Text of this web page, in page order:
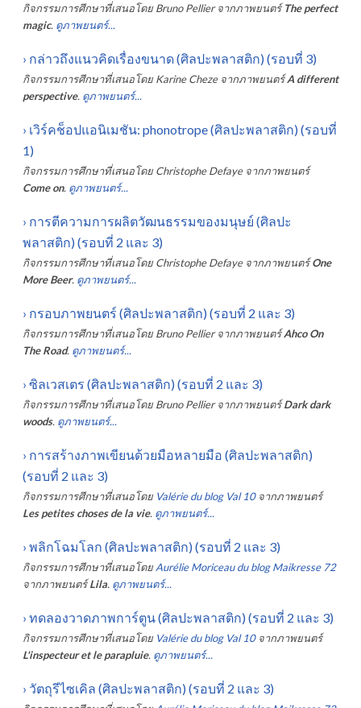
กิจกรรมการศึกษาที่เสนอโดย Bruno Pellier จากภาพยนตร์ The perfect
magic. ดูภาพยนตร์...
› กล่าวถึงแนวคิดเรื่องขนาด (ศิลปะพลาสติก) (รอบที่ 3)
กิจกรรมการศึกษาที่เสนอโดย Karine Cheze จากภาพยนตร์ A different
perspective. ดูภาพยนตร์...
› เวิร์คช็อปแอนิเมชัน: phonotrope (ศิลปะพลาสติก) (รอบที่
1)
กิจกรรมการศึกษาที่เสนอโดย Christophe Defaye จากภาพยนตร์
Come on. ดูภาพยนตร์...
› การตีความการผลิตวัฒนธรรมของมนุษย์ (ศิลปะ
พลาสติก) (รอบที่ 2 และ 3)
กิจกรรมการศึกษาที่เสนอโดย Christophe Defaye จากภาพยนตร์ One
More Beer. ดูภาพยนตร์...
› กรอบภาพยนตร์ (ศิลปะพลาสติก) (รอบที่ 2 และ 3)
กิจกรรมการศึกษาที่เสนอโดย Bruno Pellier จากภาพยนตร์ Ahco On
The Road. ดูภาพยนตร์...
› ซิลเวสเตร (ศิลปะพลาสติก) (รอบที่ 2 และ 3)
กิจกรรมการศึกษาที่เสนอโดย Bruno Pellier จากภาพยนตร์ Dark dark
woods. ดูภาพยนตร์...
› การสร้างภาพเขียนด้วยมือหลายมือ (ศิลปะพลาสติก)
(รอบที่ 2 และ 3)
กิจกรรมการศึกษาที่เสนอโดย Valérie du blog Val 10 จากภาพยนตร์
Les petites choses de la vie. ดูภาพยนตร์...
› พลิกโฉมโลก (ศิลปะพลาสติก) (รอบที่ 2 และ 3)
กิจกรรมการศึกษาที่เสนอโดย Aurélie Moriceau du blog Maikresse 72
จากภาพยนตร์ Lila. ดูภาพยนตร์...
› ทดลองวาดภาพการ์ตูน (ศิลปะพลาสติก) (รอบที่ 2 และ 3)
กิจกรรมการศึกษาที่เสนอโดย Valérie du blog Val 10 จากภาพยนตร์
L'inspecteur et le parapluie. ดูภาพยนตร์...
› วัตถุรีไซเคิล (ศิลปะพลาสติก) (รอบที่ 2 และ 3)